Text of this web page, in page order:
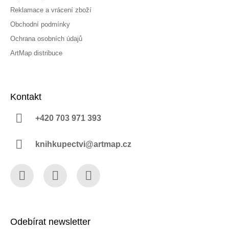
Reklamace a vrácení zboží
Obchodní podmínky
Ochrana osobních údajů
ArtMap distribuce
Kontakt
+420 703 971 393
knihkupectvi@artmap.cz
Odebírat newsletter